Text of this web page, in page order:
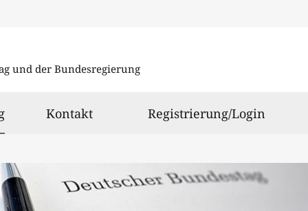
und der Bundesregierung
ausgewählt
Kontakt Registrierung/Login